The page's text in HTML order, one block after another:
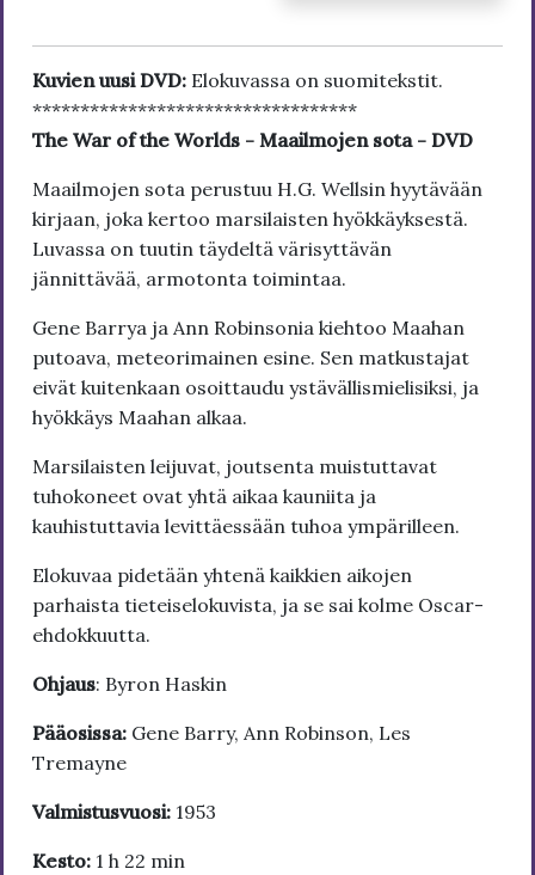
Kuvien uusi DVD: Elokuvassa on suomitekstit.
**********************************
The War of the Worlds - Maailmojen sota - DVD
Maailmojen sota perustuu H.G. Wellsin hyytävään
kirjaan, joka kertoo marsilaisten hyökkäyksestä.
Luvassa on tuutin täydeltä värisyttävän
jännittävää, armotonta toimintaa.
Gene Barrya ja Ann Robinsonia kiehtoo Maahan
putoava, meteorimainen esine. Sen matkustajat
eivät kuitenkaan osoittaudu ystävällismielisiksi, ja
hyökkäys Maahan alkaa.
Marsilaisten leijuvat, joutsenta muistuttavat
tuhokoneet ovat yhtä aikaa kauniita ja
kauhistuttavia levittäessään tuhoa ympärilleen.
Elokuvaa pidetään yhtenä kaikkien aikojen
parhaista tieteiselokuvista, ja se sai kolme Oscar-
ehdokkuutta.
Ohjaus: Byron Haskin
Pääosissa: Gene Barry, Ann Robinson, Les
Tremayne
Valmistusvuosi: 1953
Kesto: 1 h 22 min